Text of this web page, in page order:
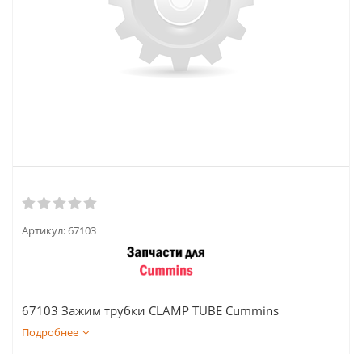
Артикул:67103
67103 Зажим трубки CLAMP TUBE Cummins
Подробнее